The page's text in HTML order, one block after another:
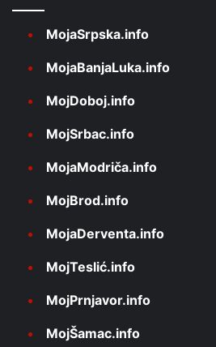
MojaSrpska.info
MojaBanjaLuka.info
MojDoboj.info
MojSrbac.info
MojaModriča.info
MojBrod.info
MojaDerventa.info
MojTeslić.info
MojPrnjavor.info
MojŠamac.info